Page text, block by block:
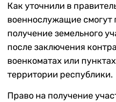
Как уточнили в
военнослужащие смогут
получение земельного
после заключения
военкоматах или
территории республики.
Право на получение